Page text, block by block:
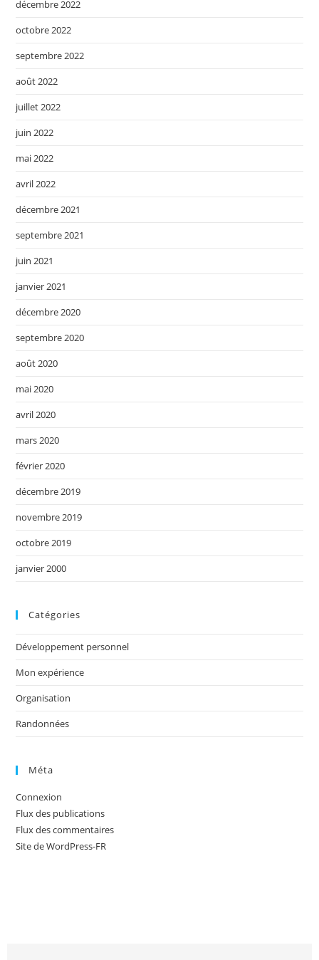
décembre 2022
octobre 2022
septembre 2022
août 2022
juillet 2022
juin 2022
mai 2022
avril 2022
décembre 2021
septembre 2021
juin 2021
janvier 2021
décembre 2020
septembre 2020
août 2020
mai 2020
avril 2020
mars 2020
février 2020
décembre 2019
novembre 2019
octobre 2019
janvier 2000
Catégories
Développement personnel
Mon expérience
Organisation
Randonnées
Méta
Connexion
Flux des publications
Flux des commentaires
Site de WordPress-FR